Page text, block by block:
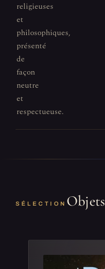
religieuses
et
philosophiques,
présenté
de
façon
neutre
et
respectueuse.
SÉLECTION